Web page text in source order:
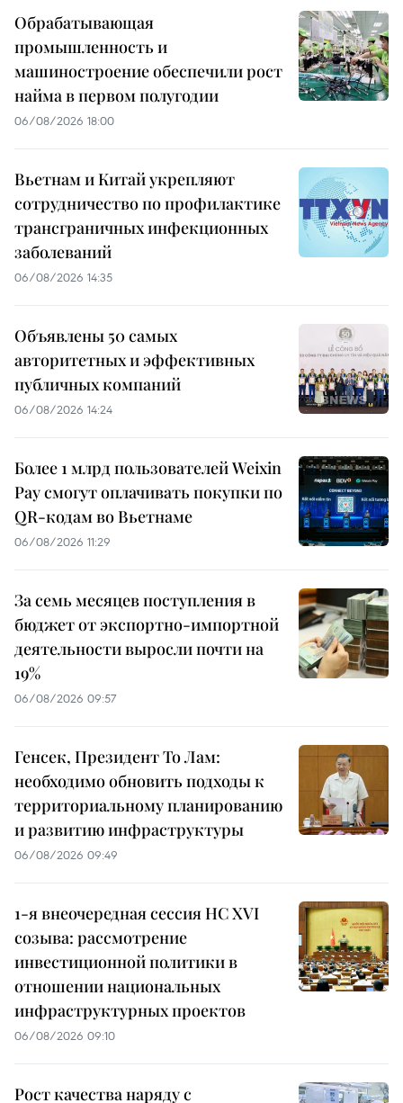
Обрабатывающая
промышленность и
машиностроение обеспечили рост
найма в первом полугодии
06/08/2026 18:00
Вьетнам и Китай укрепляют
сотрудничество по профилактике
трансграничных инфекционных
заболеваний
06/08/2026 14:35
Объявлены 50 самых
авторитетных и эффективных
публичных компаний
06/08/2026 14:24
Более 1 млрд пользователей Weixin
Pay смогут оплачивать покупки по
QR-кодам во Вьетнаме
06/08/2026 11:29
За семь месяцев поступления в
бюджет от экспортно-импортной
деятельности выросли почти на
19%
06/08/2026 09:57
Генсек, Президент То Лам:
необходимо обновить подходы к
территориальному планированию
и развитию инфраструктуры
06/08/2026 09:49
1-я внеочередная сессия НС XVI
созыва: рассмотрение
инвестиционной политики в
отношении национальных
инфраструктурных проектов
06/08/2026 09:10
Рост качества наряду с